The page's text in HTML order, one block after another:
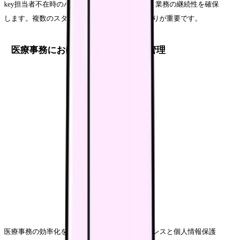
key担当者不在時のバックアップ体制を整備し、業務の継続性を確保
します。複数のスタッフがカバーできる体制作りが重要です。
医療事務における法令遵守と情報管理
医療事務の効率化を進める上で、コンプライアンスと個人情報保護